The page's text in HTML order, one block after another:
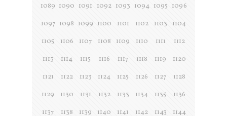
1089 1090 1091 1092 1093 1094 1095 1096
1097 1098 1099 1100 1101 1102 1103
1104
1105
1106 1107 1108 1109 1110 1111
1112
1113
1114 1115 1116 1117 1118 1119
1120
1121
1122 1123 1124 1125 1126 1127
1128
1129
1130 1131 1132 1133 1134 1135
1136
1137
1138 1139 1140 1141 1142 1143
1144